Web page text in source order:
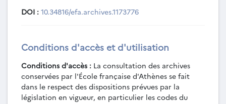
DOI : 10.34816/efa.archives.1173776
Conditions d'accès et d'utilisation
Conditions d'accès : La consultation des archives
conservées par l'École française d'Athènes se fait
dans le respect des dispositions prévues par la
législation en vigueur, en particulier les codes du